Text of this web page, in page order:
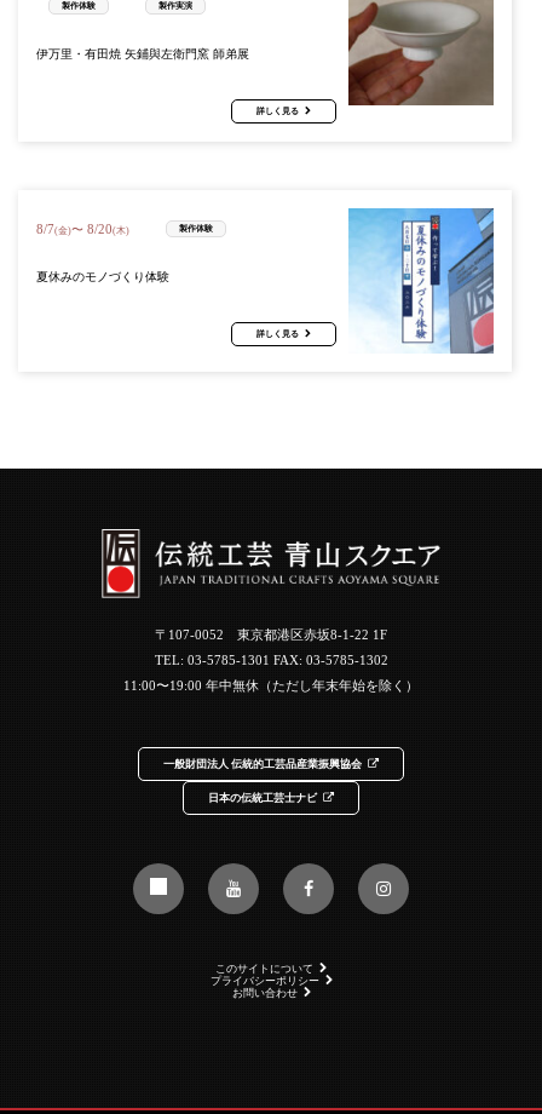
製作体験 製作実演
伊万里・有田焼 矢鋪與左衛門窯 師弟展
詳しく見る
8/7(金)〜 8/20(木) 製作体験
夏休みのモノづくり体験
詳しく見る
〒107-0052 東京都港区赤坂8-1-22 1F
TEL: 03-5785-1301 FAX: 03-5785-1302
11:00〜19:00 年中無休（ただし年末年始を除く）
一般財団法人 伝統的工芸品産業振興協会
日本の伝統工芸士ナビ
このサイトについて
プライバシーポリシー
お問い合わせ